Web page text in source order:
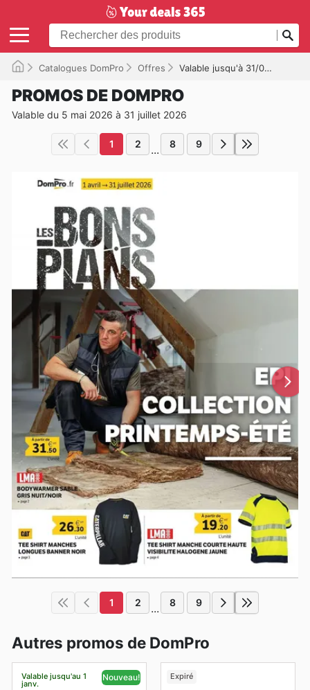
Catalogues DomPro Offres Valable jusqu'à 31/07/2026
PROMOS DE DOMPRO
Valable du 5 mai 2026 à 31 juillet 2026
1 2 ... 8 9
1 2 ... 8 9
Autres promos de DomPro
Valable jusqu'au 1
janv.
Nouveau! Expiré